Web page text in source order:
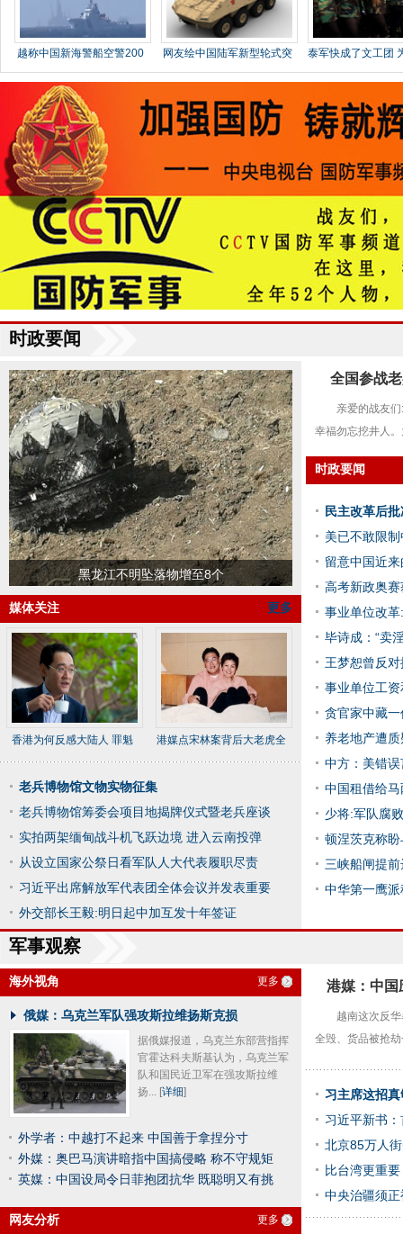
越称中国新海警船空警200
轰六
网友绘中国陆军新型轮式突
击炮
泰军快成了文工团
众
时政要闻
黑龙江不明坠落物增至8个
更多
媒体关注
香港为何反感大陆人 罪魁
港媒点宋林案背后大老虎全
老兵博物馆文物实物征集
老兵博物馆筹委会项目地揭牌仪式暨老兵座谈
实拍两架缅甸战斗机飞跃边境 进入云南投弹
从设立国家公祭日看军队人大代表履职尽责
习近平出席解放军代表团全体会议并发表重要
外交部长王毅:明日起中加互发十年签证
全国参战
亲爱的战友
幸福勿忘挖井人
时政要闻
民主改革后
美已不敢限
留意中国近
高考新政奥
事业单位改
毕诗成：“卖
王梦恕曾反
事业单位工
贪官家中藏
养老地产遭
中方：美错
中国租借给
少将:军队腐
顿涅茨克称
三峡船闸提
中华第一鹰
军事观察
更多
海外视角
俄媒：乌克兰军队强攻斯拉维扬斯克损
据俄媒报道，乌克兰东部营指挥
官霍达科夫斯基认为，乌克兰军
队和国民近卫军在强攻斯拉维
扬... [详细]
外学者：中越打不起来 中国善于拿捏分寸
外媒：奥巴马演讲暗指中国搞侵略 称不守规矩
英媒：中国设局令日菲抱团抗华 既聪明又有挑
更多
网友分析
港媒：中国
越南这次反
全毁、货品被抢
习主席这招
习近平新书
北京85万人
比台湾更重
中央治疆须正